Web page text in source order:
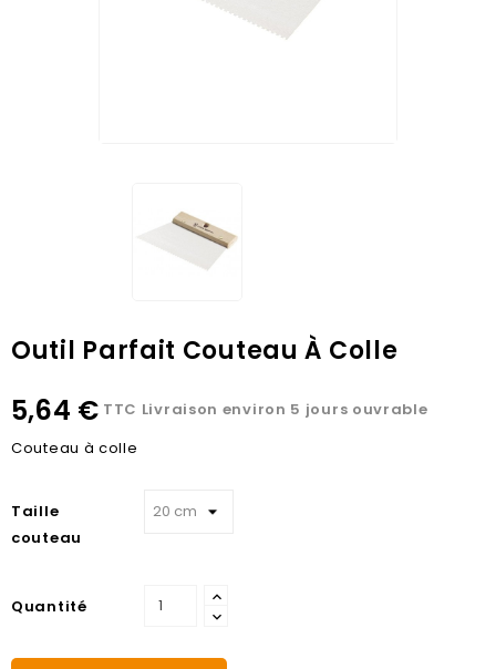
Outil Parfait Couteau À Colle
5,64 € TTC Livraison environ 5 jours ouvrable
Couteau à colle
Taille
couteau
Quantité